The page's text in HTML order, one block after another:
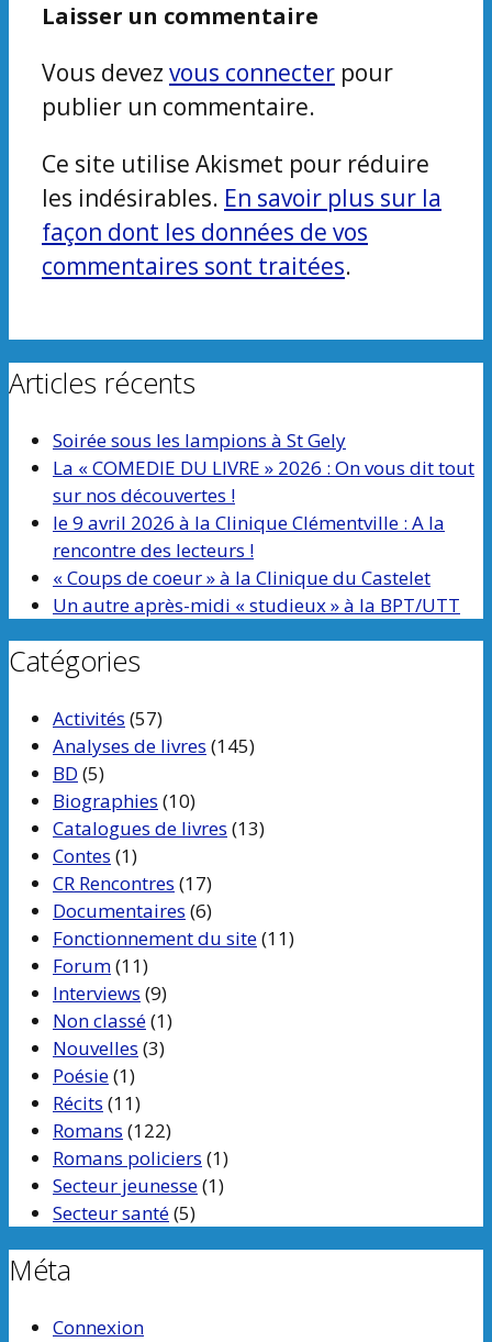
Laisser un commentaire
Vous devez vous connecter pour
publier un commentaire.
Ce site utilise Akismet pour réduire
les indésirables. En savoir plus sur la
façon dont les données de vos
commentaires sont traitées.
Articles récents
Soirée sous les lampions à St Gely
La « COMEDIE DU LIVRE » 2026 : On vous dit tout
sur nos découvertes !
le 9 avril 2026 à la Clinique Clémentville : A la
rencontre des lecteurs !
« Coups de coeur » à la Clinique du Castelet
Un autre après-midi « studieux » à la BPT/UTT
Catégories
Activités (57)
Analyses de livres (145)
BD (5)
Biographies (10)
Catalogues de livres (13)
Contes (1)
CR Rencontres (17)
Documentaires (6)
Fonctionnement du site(11)
Forum(11)
Interviews (9)
Non classé(1)
Nouvelles (3)
Poésie(1)
Récits (11)
Romans (122)
Romans policiers (1)
Secteur jeunesse(1)
Secteur santé(5)
Méta
Connexion